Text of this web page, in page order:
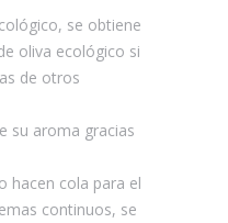
se obtiene
oliva ecológico si
de otros
su aroma gracias
hacen cola para el
continuos, se